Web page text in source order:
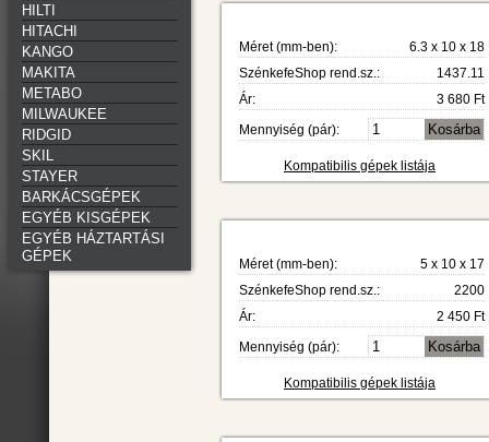
HILTI
HITACHI
KANGO
MAKITA
METABO
MILWAUKEE
RIDGID
SKIL
STAYER
BARKÁCSGÉPEK
EGYÉB KISGÉPEK
EGYÉB HÁZTARTÁSI
GÉPEK
Méret (mm-ben):
6.3 x 10 x 18
SzénkefeShop rend.sz.:
1437.11
Ár:
3 680 Ft
Mennyiség (pár):
Kompatibilis gépek listája
Méret (mm-ben):
5 x 10 x 17
SzénkefeShop rend.sz.:
2200
Ár:
2 450 Ft
Mennyiség (pár):
Kompatibilis gépek listája